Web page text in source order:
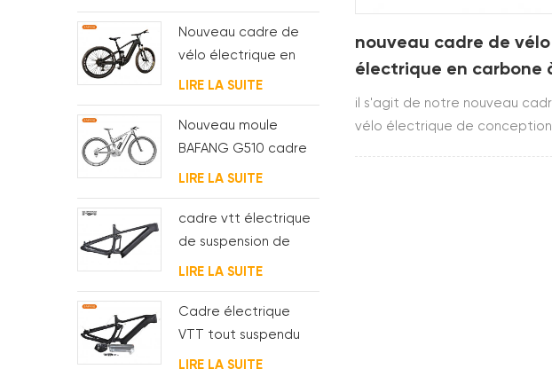
nouveau cadre de vélo
électrique en carbone
suspension complète
bafang
il s'agit de notre nouveau
vélo électrique de
Nouveau cadre de
vélo électrique en
carbone bafang
M620 à suspension
complète pour vtt et
gros vélo
LIRE LA SUITE
Nouveau moule
BAFANG G510 cadre
de vélo électrique à
suspension complète
LIRE LA SUITE
cadre vtt électrique
de suspension de
routage de câble
entièrement interne
LIRE LA SUITE
Cadre électrique
VTT tout suspendu
Enduro Carbon
LIRE LA SUITE